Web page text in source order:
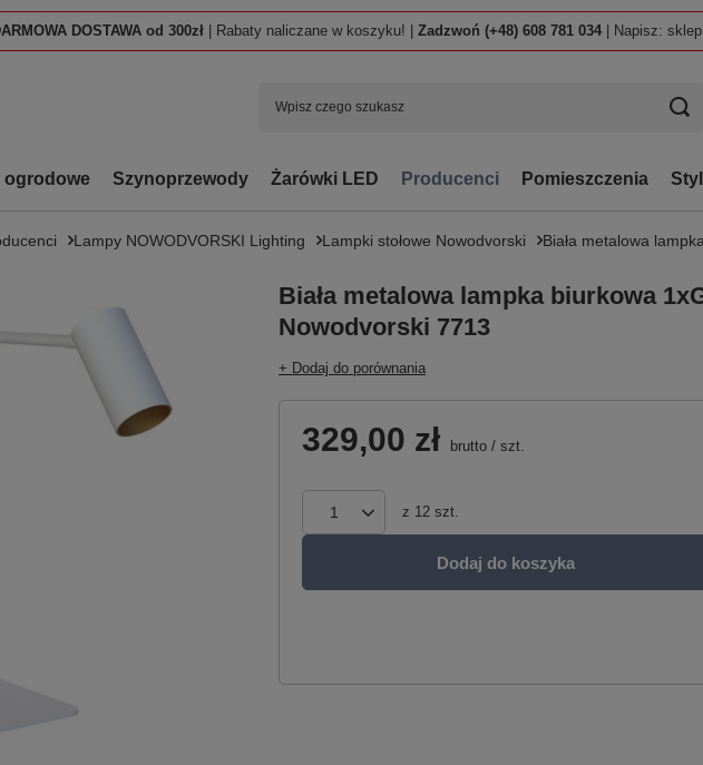
DOSTAWA od 300zł | Rabaty naliczane w koszyku! | Zadzwoń (+48) 608 781 034 | Napisz:
ogrodowe Szynoprzewody Żarówki LED Producenci Pomieszczenia Styl
Lampy NOWODVORSKI Lighting Lampki stołowe Nowodvorski Biała metalowa
Biała metalowa lampka biurkowa
Nowodvorski 7713
+ Dodaj do porównania
329,00 zł brutto / szt.
z 12 szt.
Dodaj do koszyka